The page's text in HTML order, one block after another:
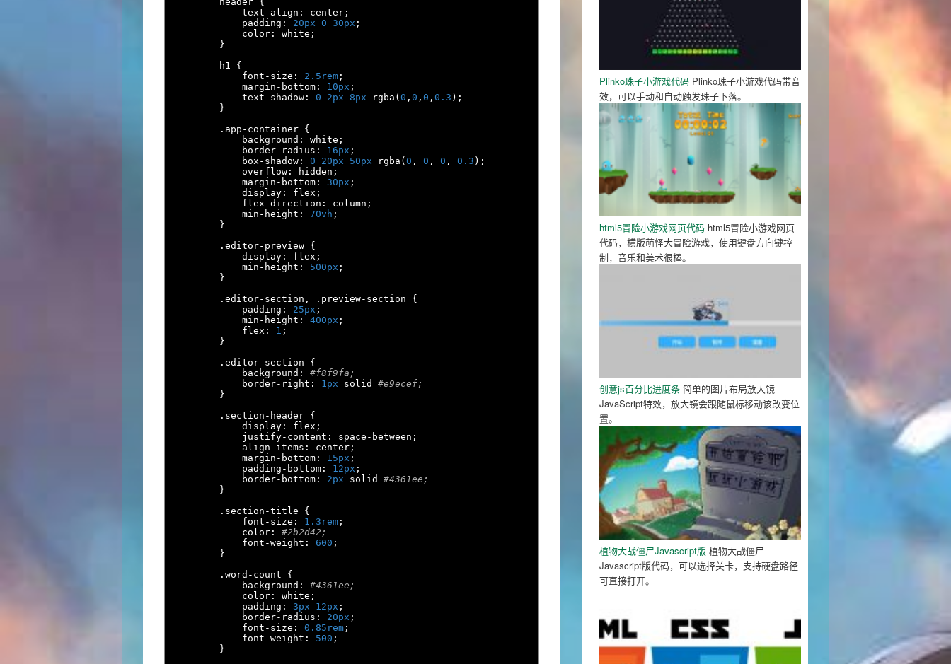
            text
- align : center ;
            padding
: 20px 0 30px ;
            color
: white ;
}
        h1
{
            font
- size : 2.5rem ;
            margin
- bottom : 10px ;
            text
- shadow : 0 2px 8px rgba ( 0 , 0 , 0 , 0.3 );
}
. app - container {
            background
: white ;
            border
- radius : 16px ;
            box
- shadow : 0 20px 50px rgba ( 0 , 0 , 0 , 0.3 );
            overflow
: hidden ;
            margin
- bottom : 30px ;
            display
: flex ;
            flex
-direction : column ;
            min
- height : 70vh ;
}
. editor- preview {
            display
: flex ;
            min
- height : 500px ;
}
. editor- section , . preview- section {
            padding
: 25px ;
            min
- height : 400px ;
            flex
: 1 ;
}
. editor- section {
            background
:
#f8f9fa;
            border
- right : 1px solid #e9ecef;
}
. section - header {
            display
: flex ;
            justify
- content : space - between ;
            align
- items : center ;
            margin
- bottom : 15px ;
            padding
- bottom : 12px ;
            border
- bottom : 2px solid #4361ee;
}
. section -title {
            font
- size : 1.3rem ;
            color
:
#2b2d42;
            font
-weight : 600 ;
}
. word - count {
            background
:
#4361ee;
            color
: white ;
            padding
: 3px 12px ;
            border
- radius : 20px ;
            font
- size : 0.85rem ;
            font
-weight : 500 ;
}
Plinko珠子小游戏代码 Plinko珠子小游戏代码带音
效，可以手动和自动触发珠子下落。
html5冒险小游戏网页代码 html5冒险小游戏网页
代码，横版萌怪大冒险游戏，使用键盘方向键控
制，音乐和美术很棒。
创意js百分比进度条 简单的图片布局放大镜
JavaScript特效，放大镜会跟随鼠标移动该改变位
置。
植物大战僵尸Javascript版 植物大战僵尸
Javascript版代码，可以选择关卡，支持硬盘路径
可直接打开。